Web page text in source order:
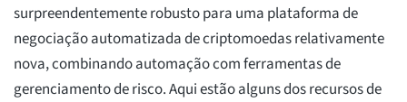
surpreendentemente robusto para uma plataforma de
negociação automatizada de criptomoedas relativamente
nova, combinando automação com ferramentas de
gerenciamento de risco. Aqui estão alguns dos recursos de